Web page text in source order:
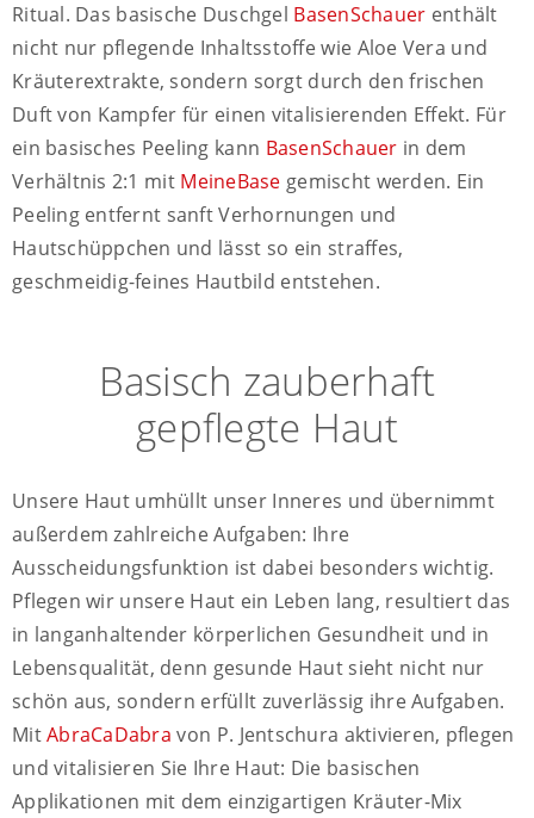
Ritual. Das basische Duschgel BasenSchauer enthält
nicht nur pflegende Inhaltsstoffe wie Aloe Vera und
Kräuterextrakte, sondern sorgt durch den frischen
Duft von Kampfer für einen vitalisierenden Effekt. Für
ein basisches Peeling kann BasenSchauer in dem
Verhältnis 2:1 mit MeineBase gemischt werden. Ein
Peeling entfernt sanft Verhornungen und
Hautschüppchen und lässt so ein straffes,
geschmeidig-feines Hautbild entstehen.
Basisch zauberhaft
gepflegte Haut
Unsere Haut umhüllt unser Inneres und übernimmt
außerdem zahlreiche Aufgaben: Ihre
Ausscheidungsfunktion ist dabei besonders wichtig.
Pflegen wir unsere Haut ein Leben lang, resultiert das
in langanhaltender körperlichen Gesundheit und in
Lebensqualität, denn gesunde Haut sieht nicht nur
schön aus, sondern erfüllt zuverlässig ihre Aufgaben.
MitAbraCaDabra von P. Jentschura aktivieren, pflegen
und vitalisieren Sie Ihre Haut: Die basischen
Applikationen mit dem einzigartigen Kräuter-Mix